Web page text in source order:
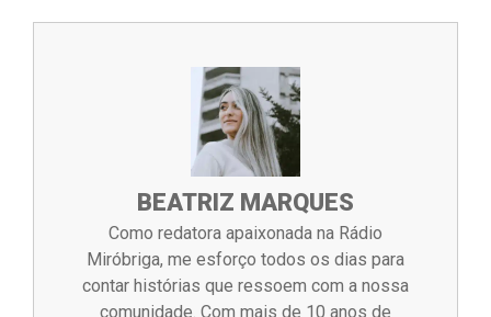
BEATRIZ MARQUES
Como redatora apaixonada na Rádio
Miróbriga, me esforço todos os dias para
contar histórias que ressoem com a nossa
comunidade. Com mais de 10 anos de